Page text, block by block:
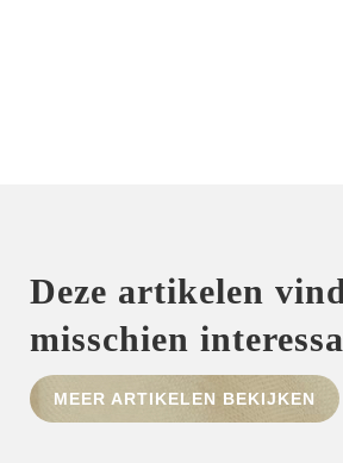
HOME
SHOP
Deze artikelen
misschien
MEER ARTIKELEN BEKIJKEN